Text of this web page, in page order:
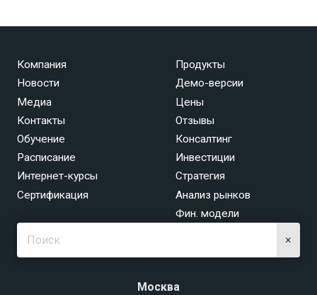
Компания
Новости
Медиа
Контакты
Продукты
Демо-версии
Цены
Отзывы
Обучение
Расписание
Интернет-курсы
Сертификация
Консалтинг
Инвестиции
Стратегия
Анализ рынков
Фин. модели
×
Москва